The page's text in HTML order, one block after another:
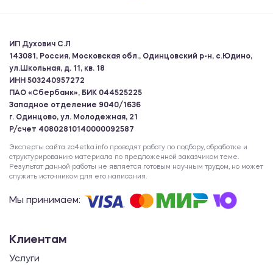
ИП Духович С.Л
143081, Россия, Московская обл., Одинцовский р-н, с.Юдино,
ул.Школьная, д. 11, кв. 18
ИНН 503240957272
ПАО «Сбербанк», БИК 044525225
Западное отделение 9040/1636
г. Одинцово, ул. Молодежная, 21
Р/счет 40802810140000092587
Эксперты сайта za4etka.info проводят работу по подбору, обработке и
структурированию материала по предложенной заказчиком теме.
Результат данной работы не является готовым научным трудом, но может
служить источником для его написания.
Мы принимаем:
Клиентам
Услуги